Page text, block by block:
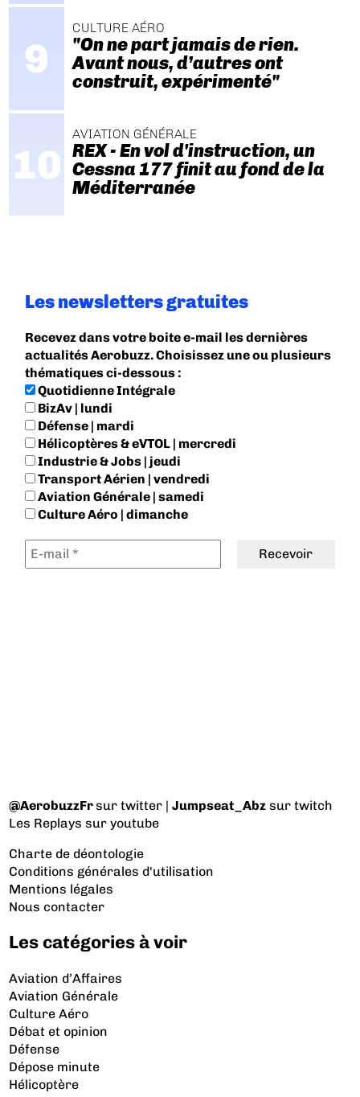
CULTURE AÉRO
"On ne part jamais de rien.
Avant nous, d’autres ont
construit, expérimenté"
AVIATION GÉNÉRALE
REX - En vol d'instruction, un
Cessna 177 finit au fond de la
Méditerranée
Les newsletters gratuites
Recevez dans votre boite e-mail les dernières
actualités Aerobuzz. Choisissez une ou plusieurs
thématiques ci-dessous :
Quotidienne Intégrale
BizAv | lundi
Défense | mardi
Hélicoptères & eVTOL | mercredi
Industrie & Jobs | jeudi
Transport Aérien | vendredi
Aviation Générale | samedi
Culture Aéro | dimanche
@AerobuzzFrsur twitter |Jumpseat_Abz sur twitch
Les Replays sur youtube
Charte de déontologie
Conditions générales d'utilisation
Mentions légales
Nous contacter
Les catégories à voir
Aviation d’Affaires
Aviation Générale
Culture Aéro
Débat et opinion
Défense
Dépose minute
Hélicoptère